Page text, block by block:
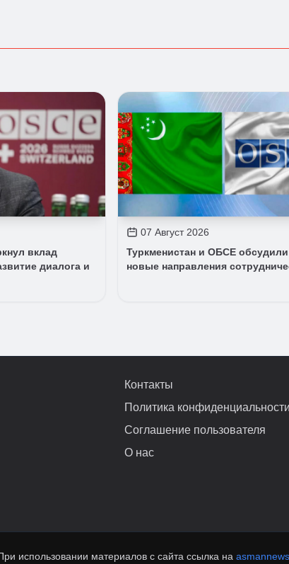
вклад
диалога и
07 Август 2026
Туркменистан и ОБСЕ обсудили
новые направления
Контакты
Политика конфиденциальности
Соглашение пользователя
О нас
использовании материалов с сайта ссылка на